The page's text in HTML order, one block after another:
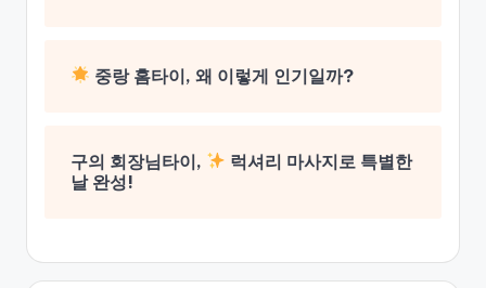
중랑 홈타이, 왜 이렇게 인기일까?
구의 회장님타이,
럭셔리 마사지로 특별한
날 완성!